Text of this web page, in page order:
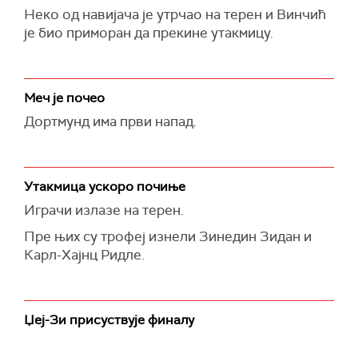
Неко од навијача је утрчао на терен и Винчић
је био приморан да прекине утакмицу.
Меч је почео
Дортмунд има први напад.
Утакмица ускоро почиње
Играчи излазе на терен.
Пре њих су трофеј изнели Зинедин Зидан и
Карл-Хајнц Ридле.
Џеј-Зи присуствује финалу